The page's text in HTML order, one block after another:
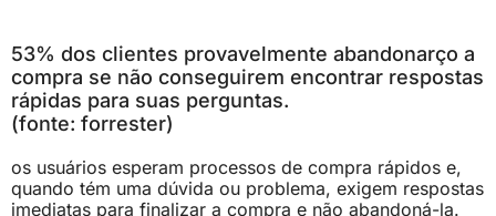
53% dos clientes provavelmente abandonarço a
compra se não conseguirem encontrar respostas
rápidas para suas perguntas.
(fonte: forrester)
os usuários esperam processos de compra rápidos e,
quando tém uma dúvida ou problema, exigem respostas
imediatas para finalizar a compra e não abandoná-la.